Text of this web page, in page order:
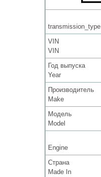
transmission_type
VIN
VIN
Год выпуска
Year
Производитель
Make
Модель
Model
Engine
Страна
Made In